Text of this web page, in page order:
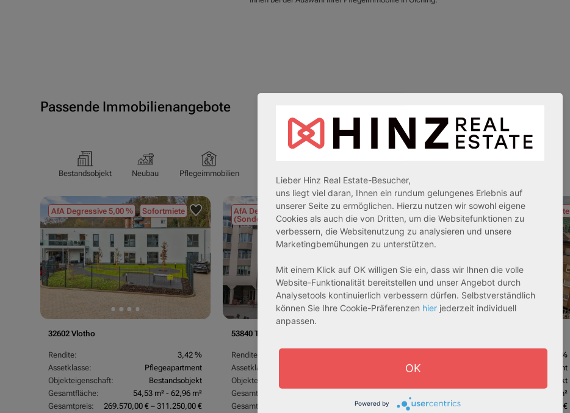
Passende Immobilienangebote
Bestandsobjekt Neubau Pflegeimmobilien
AfA Degressive 5,00 % Sofortmiete
32602 Vlotho
Rendite:
3,42 %
Assetklasse:
Pflegeapartment
Objekteigenschaft:
Bestandsobjekt
Gesamtfläche:
54,53 m² - 62,96 m²
Gesamtpreis:
269.570,00 € – 311.250,00 €
AfA Degressive 5,00 %
(Sondergutachten)
Sofortmiete
53840 Troisdorf
Rendite:
Assetklasse:
Objekteigenschaft:
Gesamtfläche:
Gesamtpreis:
243.651,89 € - 429.392,43 €
AfA Lineare 5,00 %
(Sondergutachten)
Sofortmiete
3,70 %
Assetklasse:
Pflegeapartment
Bestandsobjekt
75,17 m² - 97,67 m²
Gesamtpreis:
210.120,00 € - 273.003,24 €
Lieber Hinz Real Estate-Besucher,
uns liegt viel daran, Ihnen ein rundum gelungenes Erlebnis auf
unserer Seite zu ermöglichen. Hierzu nutzen wir sowohl eigene
Cookies als auch die von Dritten, um die Websitefunktionen zu
verbessern, die Websitenutzung zu analysieren und unsere
Marketingbemühungen zu unterstützen.
Mit einem Klick auf OK willigen Sie ein, dass wir Ihnen die volle
Website-Funktionalität bereitstellen und unser Angebot durch
Analysetools kontinuierlich verbessern dürfen. Selbstverständlich
können Sie Ihre Cookie-Präferenzen hier jederzeit individuell
anpassen.
OK
Powered by